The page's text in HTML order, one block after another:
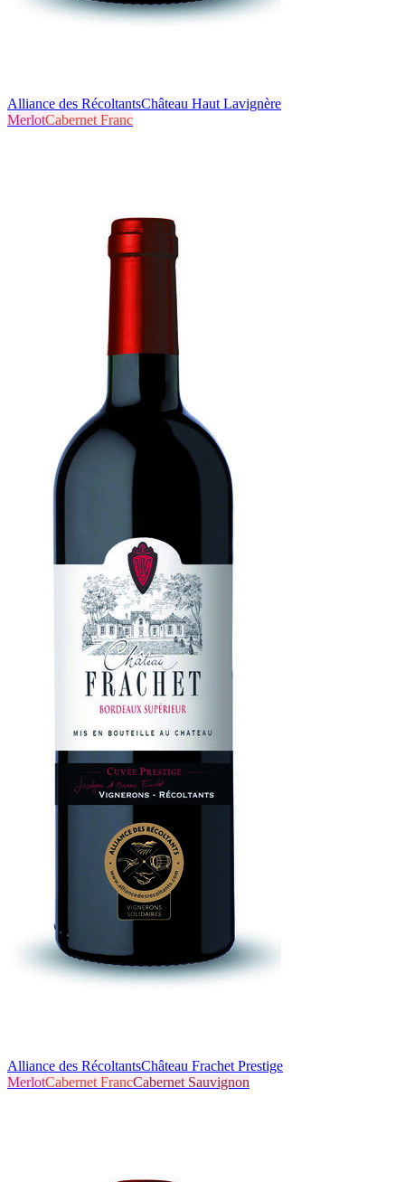
Alliance des RécoltantsChâteau Haut Lavignère
MerlotCabernet Franc
Alliance des RécoltantsChâteau Frachet Prestige
MerlotCabernet FrancCabernet Sauvignon